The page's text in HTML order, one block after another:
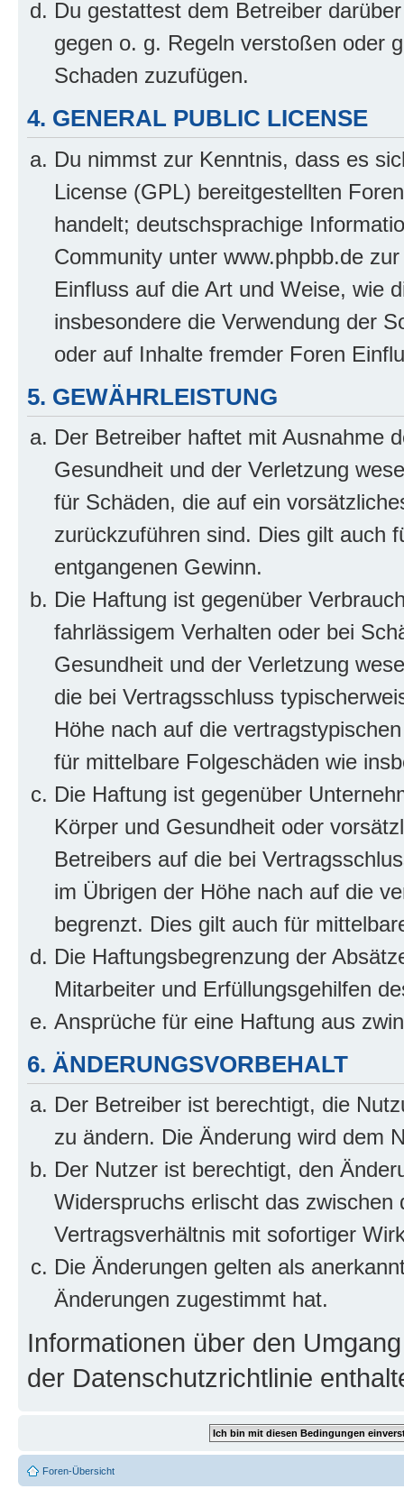
Du gestattest dem Betreiber
gegen o. g. Regeln verstoßen oder
Schaden zuzufügen.
4. GENERAL PUBLIC LICENSE
Du nimmst zur Kenntnis, dass es
License (GPL) bereitgestellten
handelt; deutschsprachige
Community unter www.phpbb.de
Einfluss auf die Art und Weise, wie
insbesondere die Verwendung der
oder auf Inhalte fremder Foren
5. GEWÄHRLEISTUNG
Der Betreiber haftet mit Ausnahme
Gesundheit und der Verletzung
für Schäden, die auf ein
zurückzuführen sind. Dies gilt auch
entgangenen Gewinn.
Die Haftung ist gegenüber
fahrlässigem Verhalten oder bei
Gesundheit und der Verletzung
die bei Vertragsschluss
Höhe nach auf die
für mittelbare Folgeschäden wie
Die Haftung ist gegenüber
Körper und Gesundheit oder
Betreibers auf die bei
im Übrigen der Höhe nach auf die
begrenzt. Dies gilt auch für
Die Haftungsbegrenzung der
Mitarbeiter und Erfüllungsgehilfen
Ansprüche für eine Haftung aus
6. ÄNDERUNGSVORBEHALT
Der Betreiber ist berechtigt, die
zu ändern. Die Änderung wird dem
Der Nutzer ist berechtigt, den
Widerspruchs erlischt das
Vertragsverhältnis mit sofortiger
Die Änderungen gelten als
Änderungen zugestimmt hat.
Informationen über den
der Datenschutzrichtlinie
Foren-Übersicht